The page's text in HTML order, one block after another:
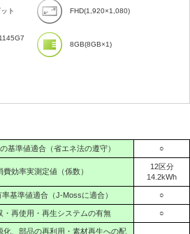
ト FHD(1,920×1,080)
8GB(8GB×1)
基準値適合（省エネ法の遵守） ○
費効率実測定値（係数）
12区分
14.2kWh
基準値適合（J-Mossに適合） ○
・再使用・再生システムの有無 ○
化、部品の再利用・素材再生への配